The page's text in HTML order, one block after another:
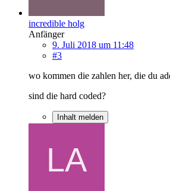
incredible holg
Anfänger
9. Juli 2018 um 11:48
#3
wo kommen die zahlen her, die du
sind die hard coded?
Inhalt melden